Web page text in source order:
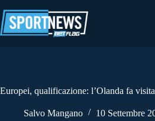
al
contenuto
Europei, qualificazione: l’Olanda fa
Salvo Mangano 10 Settembre